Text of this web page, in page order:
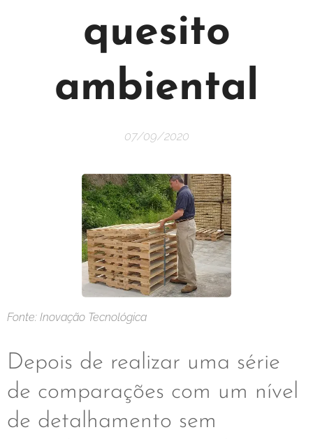
quesito
ambiental
07/09/2020
Fonte: Inovação Tecnológica
Depois de realizar uma série
de comparações com um nível
de detalhamento sem